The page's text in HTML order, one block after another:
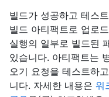
빌드가 성공하고 테스
빌드 아티팩트로 업로
실행의 일부로 빌드된
있습니다. 아티팩트는
오기 요청을 테스트하
니다. 자세한 내용은 워